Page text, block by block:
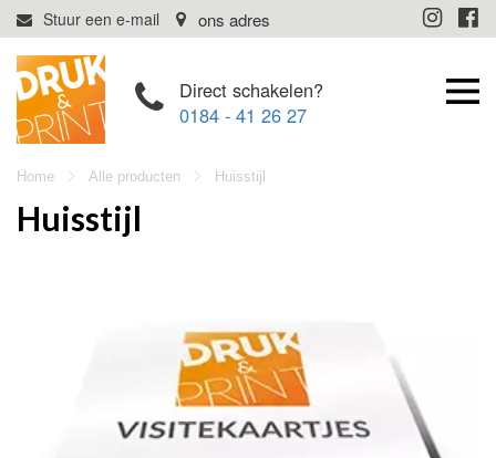
Direct schakelen?
0184 - 41 26 27
Home Alle producten Huisstijl
Huisstijl